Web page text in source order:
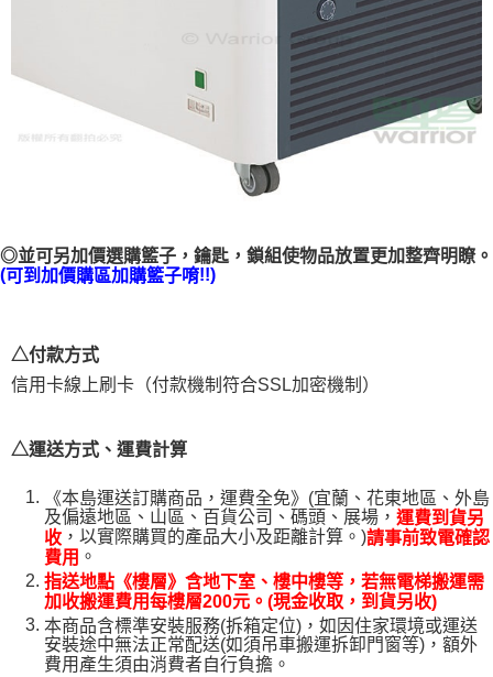
◎並可另加價選購籃子， 鑰匙，鎖組使物品放置更加整齊明瞭。
(可到 加價購區加購籃子唷!!)
△付款方式
信用卡線上刷卡（付款機制符合SSL加密機制）
△運送方式、運費計算
《本島運送訂購商品，運費全免》(宜蘭、花東地區、外島
及偏遠地區、山區、百貨公司、碼頭、展場， 運費到貨另
收 ，以實際購買的產品大小及距離計算。)請事前致電確認
費用 。
指送地點《樓層》含地下室、樓中樓等，若無電梯搬運需
加收搬運費用每樓層200元。(現金收取，到貨另收)
本商品含標準安裝服務(拆箱定位)，如因住家環境或運送
安裝途中無法正常配送(如須吊車搬運拆卸門窗等)，額外
費用產生須由消費者自行負擔。